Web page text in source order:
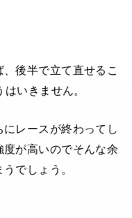
後半で立て直せるこ
いきません。
レースが終わってし
が高いのでそんな余
でしょう。